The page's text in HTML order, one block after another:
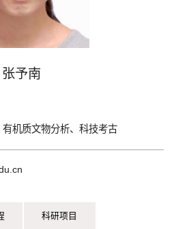
张予南
机质文物分析、科技考古
科研项目